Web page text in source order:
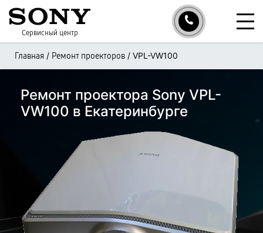
Сервисный центр
Главная / Ремонт проекторов / VPL-VW100
Ремонт проектора Sony VPL-
VW100 в Екатеринбурге